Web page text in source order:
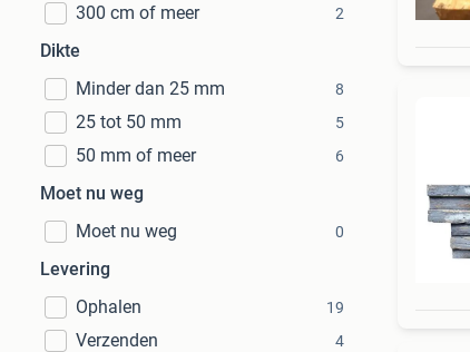
300 cm of meer 2
Dikte
Minder dan 25 mm
8
25 tot 50 mm 5
50 mm of meer 6
Moet nu weg
Moet nu weg
0
Levering
Ophalen
19
Verzenden 4